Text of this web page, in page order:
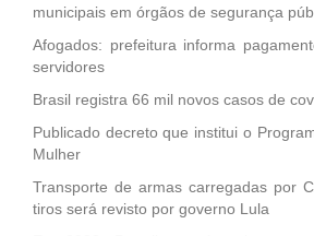
municipais em órgãos de segurança
Afogados: prefeitura informa
servidores
Brasil registra 66 mil novos casos de
Publicado decreto que institui o
Mulher
Transporte de armas carregadas por
tiros será revisto por governo Lula